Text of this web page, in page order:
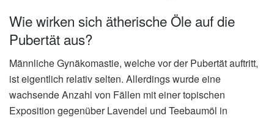
Wie wirken sich ätherische Öle auf die
Pubertät aus?
Männliche Gynäkomastie, welche vor der Pubertät auftritt,
ist eigentlich relativ selten. Allerdings wurde eine
wachsende Anzahl von Fällen mit einer topischen
Exposition gegenüber Lavendel und Teebaumöl in